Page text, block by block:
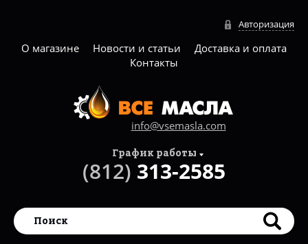
Авторизация
О магазине Новости и статьи
Доставка и оплата
Контакты
info@vsemasla.com
График работы
(812) 313-2585